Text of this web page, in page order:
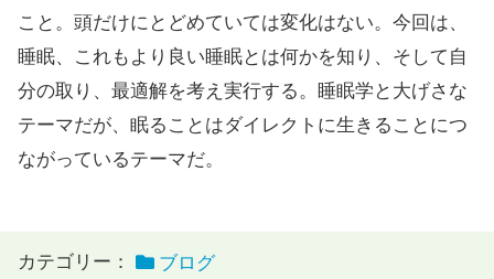
こと。頭だけにとどめていては変化はない。今回は、
睡眠、これもより良い睡眠とは何かを知り、そして自
分の取り、最適解を考え実行する。睡眠学と大げさな
テーマだが、眠ることはダイレクトに生きることにつ
ながっているテーマだ。
カテゴリー： ブログ